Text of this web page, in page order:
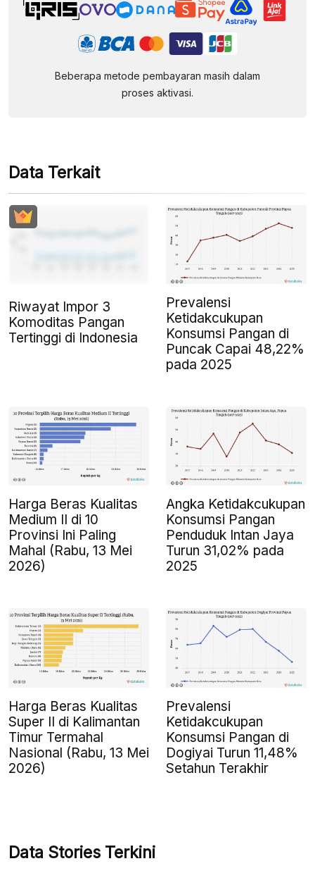
Beberapa metode pembayaran masih dalam
proses aktivasi.
Data Terkait
Riwayat Impor 3
Komoditas Pangan
Tertinggi di Indonesia
Prevalensi
Ketidakcukupan
Konsumsi Pangan di
Puncak Capai 48,22%
pada 2025
Harga Beras Kualitas
Medium II di 10
Provinsi Ini Paling
Mahal (Rabu, 13 Mei
2026)
Angka Ketidakcukupan
Konsumsi Pangan
Penduduk Intan Jaya
Turun 31,02% pada
2025
Harga Beras Kualitas
Super II di Kalimantan
Timur Termahal
Nasional (Rabu, 13 Mei
2026)
Prevalensi
Ketidakcukupan
Konsumsi Pangan di
Dogiyai Turun 11,48%
Setahun Terakhir
Data Stories Terkini